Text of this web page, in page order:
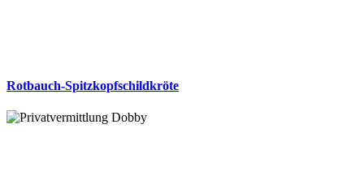
Rotbauch-Spitzkopfschildkröte